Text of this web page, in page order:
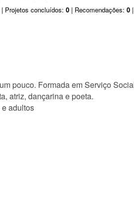
| Projetos concluídos: 0 | Recomendações: 0
pouco. Formada em Serviço
atriz, dançarina e poeta.
adultos